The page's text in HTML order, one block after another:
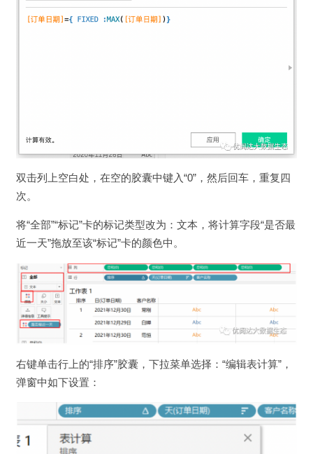
双击列上空白处，在空的胶囊中键入“0”，然后回车，重复四
次。
将“全部”“标记”卡的标记类型改为：文本，将计算字段“是否最
近一天”拖放至该“标记”卡的颜色中。
右键单击行上的“排序”胶囊，下拉菜单选择：“编辑表计算”，
弹窗中如下设置：